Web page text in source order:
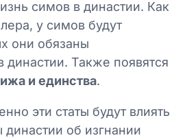
симов в династии. Как
у симов будут
они обязаны
династии. Также появятся
и единства.
эти статы будут влиять
об изгнании